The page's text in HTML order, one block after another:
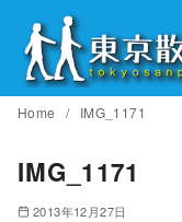
ンHome IMG_1171
IMG_1171
2013年12月27日